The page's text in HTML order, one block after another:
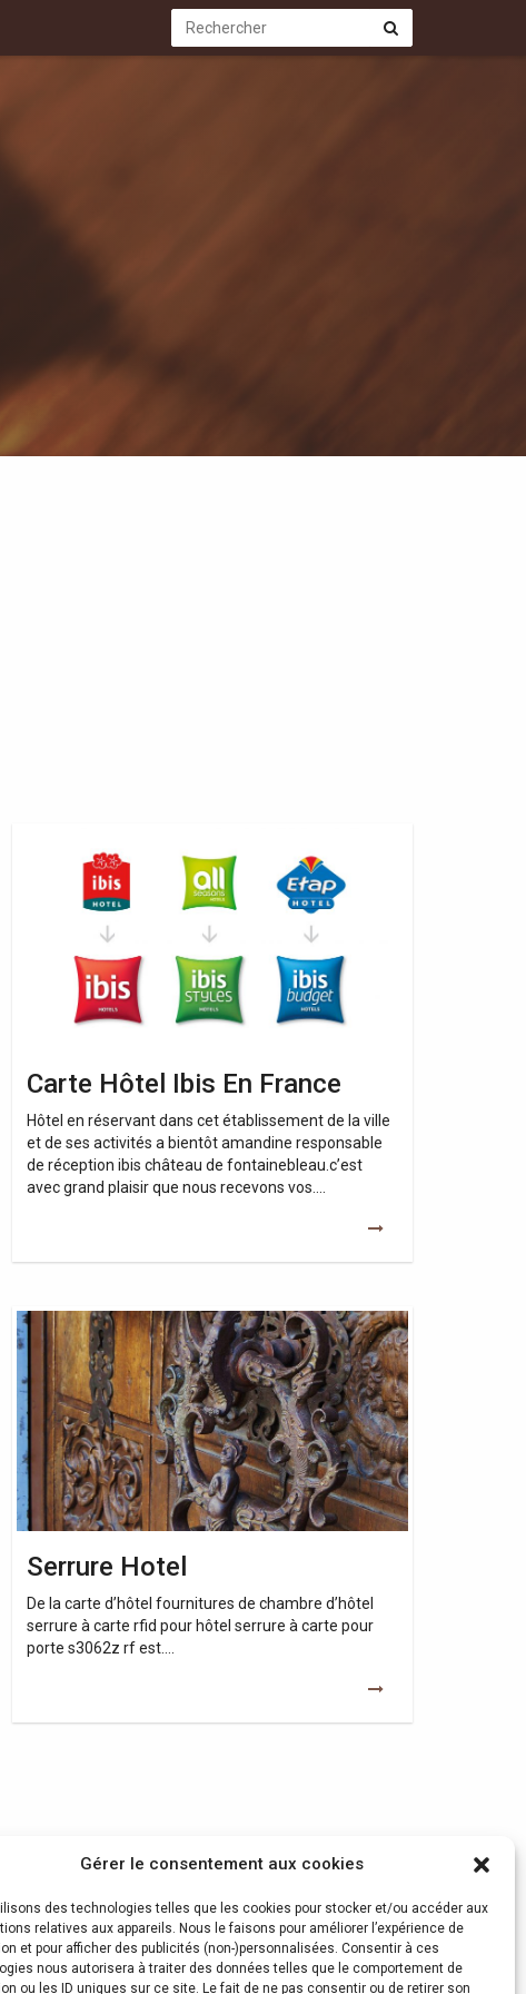
Gérer le consentement aux cookies
des technologies telles que les cookies pour stocker et/ou accéder aux
relatives aux appareils. Nous le faisons pour améliorer l’expérience de
et pour afficher des publicités (non-)personnalisées. Consentir à ces
nous autorisera à traiter des données telles que le comportement de
ou les ID uniques sur ce site. Le fait de ne pas consentir ou de retirer son
Rechercher Rechercher
Carte Hôtel Ibis En France
Hôtel en réservant dans cet établissement de la ville
et de ses activités a bientôt amandine responsable
de réception ibis château de fontainebleau.c’est
avec grand plaisir que nous recevons vos….
Serrure Hotel
De la carte d’hôtel fournitures de chambre d’hôtel
serrure à carte rfid pour hôtel serrure à carte pour
porte s3062z rf est….
Serrure
Hotel